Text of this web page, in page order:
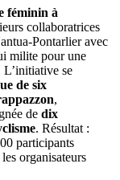
féminin à
collaboratrices
Pontarlier avec
milite pour une
se
de six
,
de dix
. Résultat :
participants
organisateurs